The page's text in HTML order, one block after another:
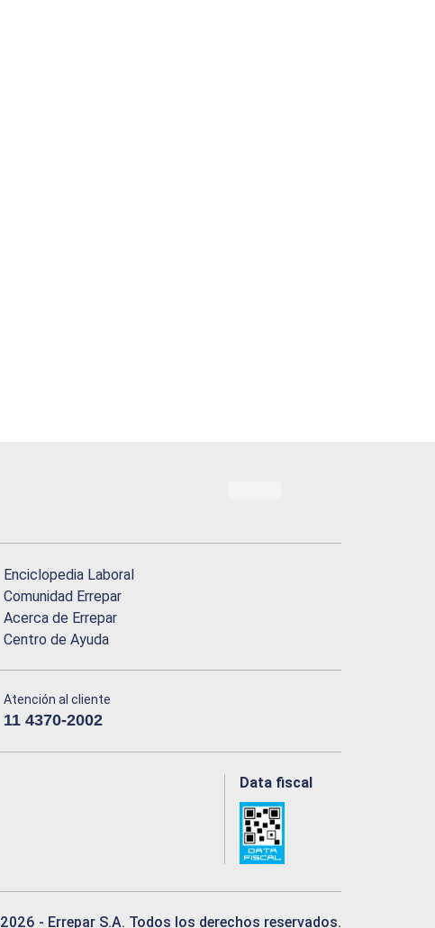
Enciclopedia Laboral
Comunidad Errepar
Acerca de Errepar
Centro de Ayuda
Atención al cliente
11 4370-2002
Data fiscal
2026 - Errepar S.A. Todos los derechos reservados.